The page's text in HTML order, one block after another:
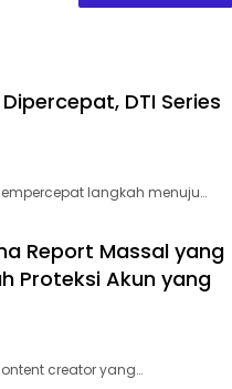
DTI Series
langkah menuju…
Report Massal yang
Proteksi Akun yang
creator yang…